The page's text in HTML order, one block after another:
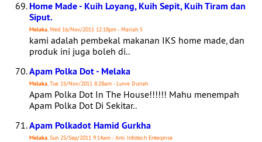
Home Made - Kuih Loyang, Kuih Sepit, Kuih Tiram dan
Siput.
Melaka, Wed 16/Nov/2011 12:18pm - Mariah 5
kami adalah pembekal makanan IKS home made, dan
produk ini juga boleh di..
Apam Polka Dot - Melaka
Melaka, Tue 15/Nov/2011 8:28am - Lurve Durrah
Apam Polka Dot In The House!!!!!! Mahu menempah
Apam Polka Dot Di Sekitar..
Apam Polkadot Hamid Gurkha
Melaka, Sun 25/Sep/2011 9:14am - Ami Infotech Enterprise